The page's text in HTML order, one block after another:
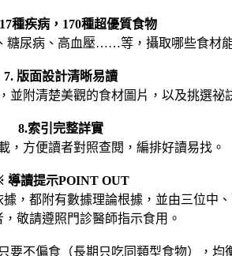
種疾病，170種超優質食物
尿病、高血壓……等，攝取哪些食材
7. 版面設計清晰易讀
並附清楚美觀的食材圖片，以及挑選祕
8.索引完整詳實
，方便讀者對照查閱，編排好讀易找。
導讀提示POINT OUT
，都附有數據理論根據，並由三位中
，敬請遵照門診醫師指示食用。
要不偏食（長期只吃同類型食物），均